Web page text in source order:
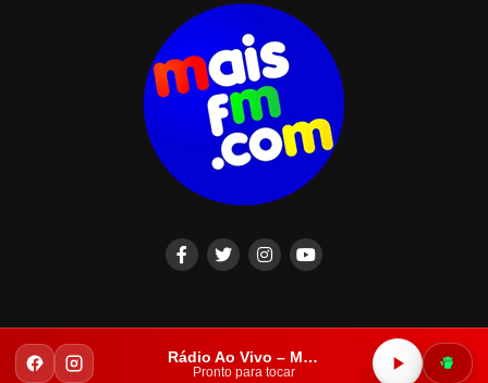
Copyright © 2023. Todos os direitos reservados.
Rádio Ao Vivo – Mais FM Iguatu
Pronto para tocar